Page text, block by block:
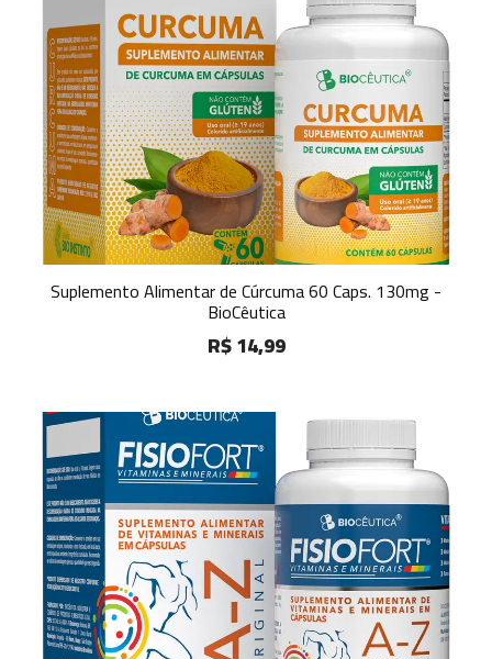
Suplemento Alimentar de Cúrcuma 60 Caps. 130mg -
BioCêutica
R$ 14,99